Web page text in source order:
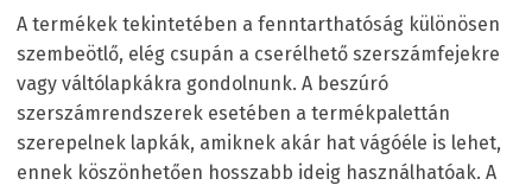
A termékek tekintetében a fenntarthatóság különösen
szembeötlő, elég csupán a cserélhető szerszámfejekre
vagy váltólapkákra gondolnunk. A beszúró
szerszámrendszerek esetében a termékpalettán
szerepelnek lapkák, amiknek akár hat vágóéle is lehet,
ennek köszönhetően hosszabb ideig használhatóak. A